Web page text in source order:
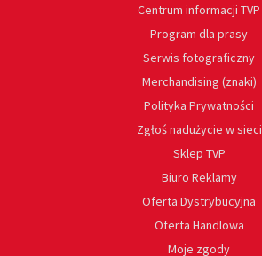
Centrum informacji TVP
Program dla prasy
Serwis fotograficzny
Merchandising (znaki)
Polityka Prywatności
Zgłoś nadużycie w sieci
Sklep TVP
Biuro Reklamy
Oferta Dystrybucyjna
Oferta Handlowa
Moje zgody